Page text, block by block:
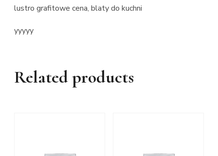
lustro grafitowe cena, blaty do kuchni
yyyyy
Related products